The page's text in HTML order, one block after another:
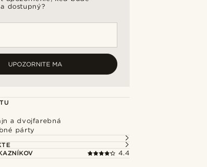
dostupný?
UPOZORNITE MA
a dvojfarebná
párty
4.4